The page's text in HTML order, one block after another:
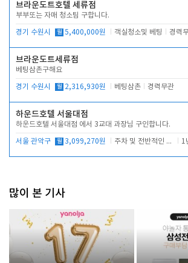
브라운도트호텔 세류점
부부또는 자매 청소팀 구합니다.
경기 수원시 월 5,400,000원 객실청소및 베팅 경력
브라운도트세류점
베팅삼촌구해요
경기 수원시 월 2,316,930원 베팅삼촌 경력무관
하운드호텔 서울대점
하운드호텔 서울대점 에서 3교대 과장님 구인합니다.
서울 관악구 월 3,099,270원 주차 및 전반적인 당번업무 1
많이 본 기사